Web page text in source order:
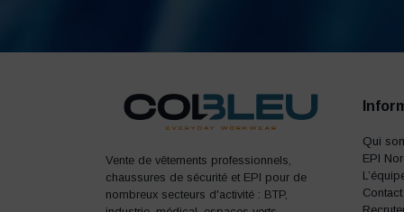
Vente de vêtements professionnels,
chaussures de sécurité et EPI pour de
nombreux secteurs d'activité : BTP,
Qui
EPI
Contact